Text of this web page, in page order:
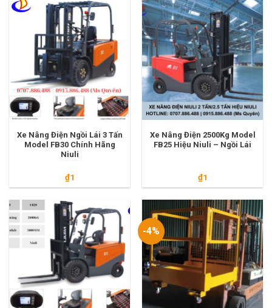
Xe Nâng Điện Ngồi Lái 3 Tấn
Model FB30 Chính Hãng
Niuli
₫1
Xe Nâng Điện 2500Kg Model
FB25 Hiệu Niuli – Ngồi Lái
₫1
-4%